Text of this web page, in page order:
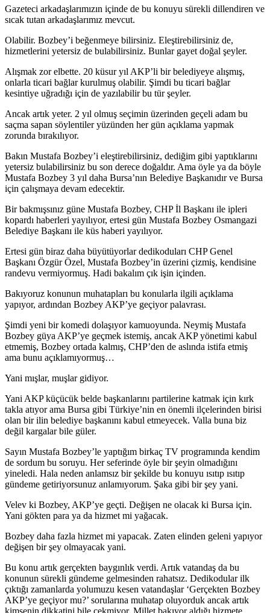
Gazeteci arkadaşlarımızın içinde de bu konuyu sürekli dillendiren ve
sıcak tutan arkadaşlarımız mevcut.
Olabilir. Bozbey’i beğenmeye bilirsiniz. Eleştirebilirsiniz de,
hizmetlerini yetersiz de bulabilirsiniz. Bunlar gayet doğal şeyler.
Alışmak zor elbette. 20 küsur yıl AKP’li bir belediyeye alışmış,
onlarla ticari bağlar kurulmuş olabilir. Şimdi bu ticari bağlar
kesintiye uğradığı için de yazılabilir bu tür şeyler.
Ancak artık yeter. 2 yıl olmuş seçimin üzerinden geçeli adam bu
saçma sapan söylentiler yüzünden her gün açıklama yapmak
zorunda bırakılıyor.
Bakın Mustafa Bozbey’i eleştirebilirsiniz, dediğim gibi yaptıklarını
yetersiz bulabilirsiniz bu son derece doğaldır. Ama öyle ya da böyle
Mustafa Bozbey 3 yıl daha Bursa’nın Belediye Başkanıdır ve Bursa
için çalışmaya devam edecektir.
Bir bakmışsınız güne Mustafa Bozbey, CHP İl Başkanı ile ipleri
kopardı haberleri yayılıyor, ertesi gün Mustafa Bozbey Osmangazi
Belediye Başkanı ile küs haberi yayılıyor.
Ertesi gün biraz daha büyütüyorlar dedikoduları CHP Genel
Başkanı Özgür Özel, Mustafa Bozbey’in üzerini çizmiş, kendisine
randevu vermiyormuş. Hadi bakalım çık işin içinden.
Bakıyoruz konunun muhatapları bu konularla ilgili açıklama
yapıyor, ardından Bozbey AKP’ye geçiyor palavrası.
Şimdi yeni bir komedi dolaşıyor kamuoyunda. Neymiş Mustafa
Bozbey güya AKP’ye geçmek istemiş, ancak AKP yönetimi kabul
etmemiş, Bozbey ortada kalmış, CHP’den de aslında istifa etmiş
ama bunu açıklamıyormuş…
Yani mışlar, muşlar gidiyor.
Yani AKP küçücük belde başkanlarını partilerine katmak için kırk
takla atıyor ama Bursa gibi Türkiye’nin en önemli ilçelerinden birisi
olan bir ilin belediye başkanını kabul etmeyecek. Valla buna biz
değil kargalar bile güler.
Sayın Mustafa Bozbey’le yaptığım birkaç TV programında kendim
de sordum bu soruyu. Her seferinde öyle bir şeyin olmadığını
yineledi. Hala neden anlamsız bir şekilde bu konuyu ısıtıp ısıtıp
gündeme getiriyorsunuz anlamıyorum. Şaka gibi bir şey yani.
Velev ki Bozbey, AKP’ye geçti. Değişen ne olacak ki Bursa için.
Yani gökten para ya da hizmet mi yağacak.
Bozbey daha fazla hizmet mi yapacak. Zaten elinden geleni yapıyor
değişen bir şey olmayacak yani.
Bu konu artık gerçekten baygınlık verdi. Artık vatandaş da bu
konunun sürekli gündeme gelmesinden rahatsız. Dedikodular ilk
çıktığı zamanlarda yolumuzu kesen vatandaşlar ‘Gerçekten Bozbey
AKP’ye geçiyor mu?’ sorularına muhatap oluyorduk ancak artık